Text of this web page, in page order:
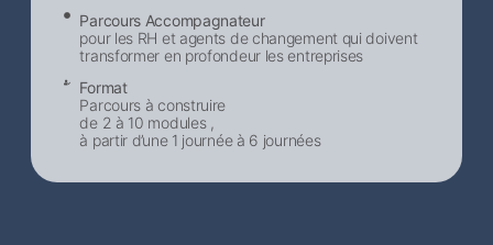
Parcours Accompagnateur
pour les RH et agents de changement qui doivent
transformer en profondeur les entreprises
Format
Parcours à construire
de 2 à 10 modules ,
à partir d’une 1 journée à 6 journées